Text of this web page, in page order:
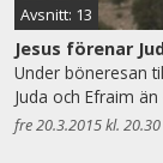
Avsnitt: 13
Jesus förenar
Under böneresan
Juda och Efraim
fre 20.3.2015 kl. 20.30